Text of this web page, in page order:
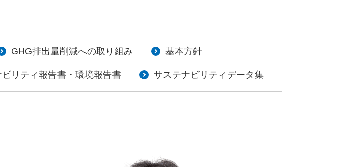
GHG排出量削減への取り組み 基本方針
リティ報告書・環境報告書 サステナビリティデータ集